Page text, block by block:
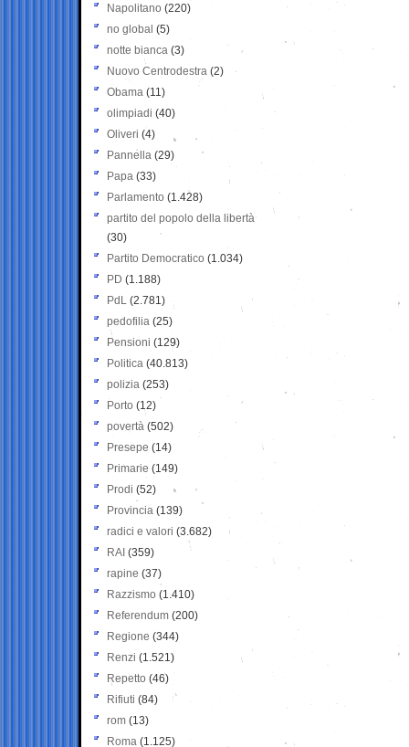
Napolitano (220)
no global (5)
notte bianca (3)
Nuovo Centrodestra (2)
Obama (11)
olimpiadi (40)
Oliveri (4)
Pannella (29)
Papa (33)
Parlamento (1.428)
partito del popolo della libertà
(30)
Partito Democratico (1.034)
PD (1.188)
PdL (2.781)
pedofilia (25)
Pensioni (129)
Politica (40.813)
polizia (253)
Porto (12)
povertà (502)
Presepe (14)
Primarie (149)
Prodi (52)
Provincia (139)
radici e valori (3.682)
RAI (359)
rapine (37)
Razzismo (1.410)
Referendum (200)
Regione (344)
Renzi (1.521)
Repetto (46)
Rifiuti (84)
rom (13)
Roma (1.125)